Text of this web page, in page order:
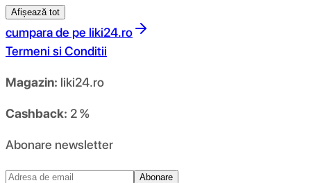
Afișează tot
cumpara de pe liki24.ro
Termeni si Conditii
Magazin: liki24.ro
Cashback: 2 %
Abonare newsletter
Abonare